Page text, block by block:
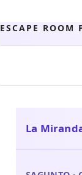
ESCAPE ROOM
La